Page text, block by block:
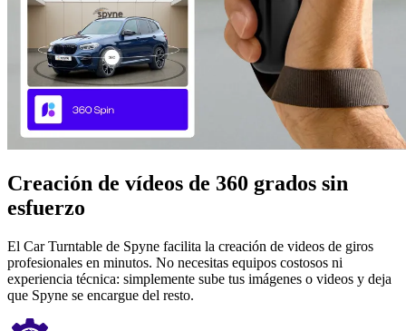
Creación de vídeos de 360 ​​grados sin
esfuerzo
El Car Turntable de Spyne facilita la creación de videos de giros
profesionales en minutos. No necesitas equipos costosos ni
experiencia técnica: simplemente sube tus imágenes o videos y deja
que Spyne se encargue del resto.